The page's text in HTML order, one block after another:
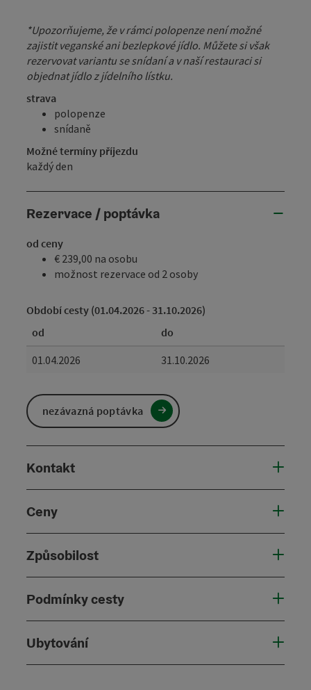
*Upozorňujeme, že v rámci polopenze není možné
zajistit veganské ani bezlepkové jídlo. Můžete si však
rezervovat variantu se snídaní a v naší restauraci si
objednat jídlo z jídelního lístku.
strava
polopenze
snídaně
Možné termíny příjezdu
každý den
Rezervace / poptávka
od ceny
€ 239,00 na osobu
možnost rezervace od 2 osoby
Období cesty (01.04.2026 - 31.10.2026)
od
do
01.04.2026
31.10.2026
nezávazná poptávka
Kontakt
Ceny
Způsobilost
Podmínky cesty
Ubytování